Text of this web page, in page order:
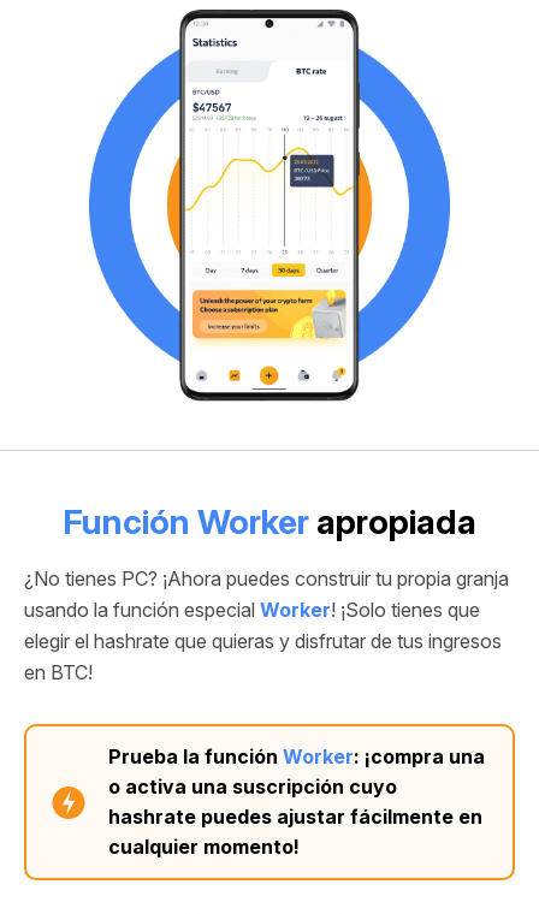
Función Worker apropiada
¿No tienes PC? ¡Ahora puedes construir tu propia granja
usando la función especial Worker! ¡Solo tienes que
elegir el hashrate que quieras y disfrutar de tus ingresos
en BTC!
Prueba la función Worker: ¡compra una
o activa una suscripción cuyo
hashrate puedes ajustar fácilmente en
cualquier momento!